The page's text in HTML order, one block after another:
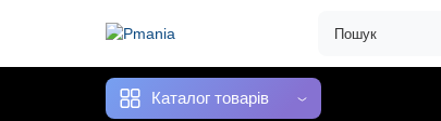
Каталог товарів